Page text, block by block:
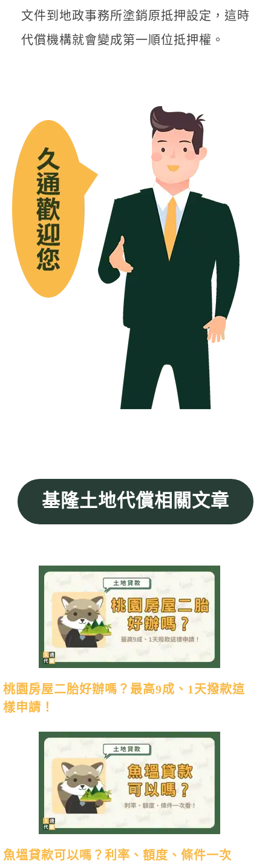
文件到地政事務所塗銷原抵押設定，這時
代償機構就會變成第一順位抵押權。
基隆土地代償相關文章
桃園房屋二胎好辦嗎？最高9成、1天撥款這
樣申請！
魚塭貸款可以嗎？利率、額度、條件一次